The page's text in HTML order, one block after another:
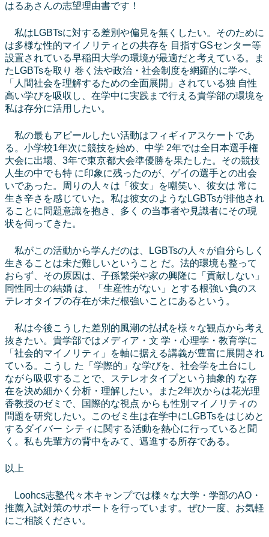
はるあさんの志望理由書です！
私はLGBTsに対する差別や偏見を無くしたい。そのために
は多様な性的マイノリティとの共存を 目指すGSセンター等
設置されている早稲田大学の環境が最適だと考えている。ま
たLGBTsを取り 巻く法や政治・社会制度を網羅的に学べ、
「人間社会を理解するための全面展開」されている独 自性
高い学びを吸収し、在学中に実践まで行える貴学部の環境を
私は存分に活用したい。
私の最もアピールしたい活動はフィギィアスケートであ
る。小学校1年次に競技を始め、中学 2年では全日本選手権
大会に出場、3年で東京都大会準優勝を果たした。その競技
人生の中でも特 に印象に残ったのが、ゲイの選手との出会
いであった。周りの人々は「彼女」を嘲笑い、彼女は 常に
生き辛さを感じていた。私は彼女のようなLGBTsが排他され
ることに問題意識を抱き、多く の当事者や見識者にその現
状を伺ってきた。
私がこの活動から学んだのは、LGBTsの人々が自分らしく
生きることは未だ難しいということ だ。法的環境も整って
おらず、その原因は、子孫繁栄や家の興隆に「貢献しない」
同性同士の結婚 は、「生産性がない」とする根強い負のス
テレオタイプの存在が未だ根強いことにあるという。
私は今後こうした差別的風潮の払拭を様々な観点から考え
抜きたい。貴学部ではメディア・文 学・心理学・教育学に
「社会的マイノリティ」を軸に据える講義が豊富に展開され
ている。こうし た「学際的」な学びを、社会学を土台にし
ながら吸収することで、ステレオタイプという抽象的 な存
在を決め細かく分析・理解したい。また2年次からは花光理
香教授のゼミで、国際的な視点 からも性別マイノリティの
問題を研究したい。このゼミ生は在学中にLGBTsをはじめと
するダイバー シティに関する活動を熱心に行っていると聞
く。私も先輩方の背中をみて、邁進する所存である。
以上
Loohcs志塾代々木キャンプでは様々な大学・学部のAO・
推薦入試対策のサポートを行っています。ぜひ一度、お気軽
にご相談ください。